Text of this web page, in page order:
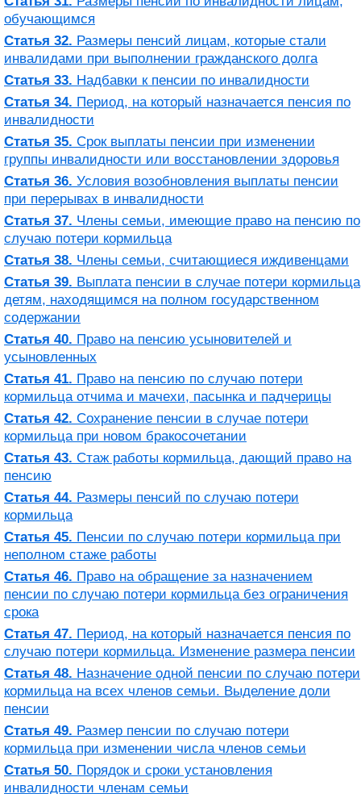
обучающимся
Статья 32. Размеры пенсий лицам, которые стали
инвалидами при выполнении гражданского долга
Статья 33. Надбавки к пенсии по инвалидности
Статья 34. Период, на который назначается пенсия по
инвалидности
Статья 35. Срок выплаты пенсии при изменении
группы инвалидности или восстановлении здоровья
Статья 36. Условия возобновления выплаты пенсии
при перерывах в инвалидности
Статья 37. Члены семьи, имеющие право на пенсию по
случаю потери кормильца
Статья 38. Члены семьи, считающиеся иждивенцами
Статья 39. Выплата пенсии в случае потери кормильца
детям, находящимся на полном государственном
содержании
Статья 40. Право на пенсию усыновителей и
усыновленных
Статья 41. Право на пенсию по случаю потери
кормильца отчима и мачехи, пасынка и падчерицы
Статья 42. Сохранение пенсии в случае потери
кормильца при новом бракосочетании
Статья 43. Стаж работы кормильца, дающий право на
пенсию
Статья 44. Размеры пенсий по случаю потери
кормильца
Статья 45. Пенсии по случаю потери кормильца при
неполном стаже работы
Статья 46. Право на обращение за назначением
пенсии по случаю потери кормильца без ограничения
срока
Статья 47. Период, на который назначается пенсия по
случаю потери кормильца. Изменение размера пенсии
Статья 48. Назначение одной пенсии по случаю потери
кормильца на всех членов семьи. Выделение доли
пенсии
Статья 49. Размер пенсии по случаю потери
кормильца при изменении числа членов семьи
Статья 50. Порядок и сроки установления
инвалидности членам семьи